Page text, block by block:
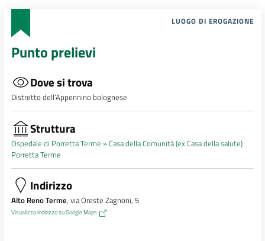
LUOGO DI EROGAZIONE
Punto prelievi
Dove si trova
Distretto dell’Appennino bolognese
Struttura
Ospedale di Porretta Terme »Casa della Comunità (ex Casa della salute)
Porretta Terme
Indirizzo
Alto Reno Terme, via Oreste Zagnoni, 5
Visualizza indirizzo su Google Maps